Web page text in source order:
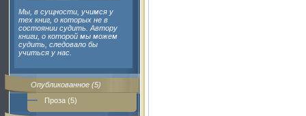
Мы, в сущности, учимся у
тех книг, о которых не в
состоянии судить. Автору
книги, о которой мы можем
судить, следовало бы
учиться у нас.
Опубликованное (5)
Проза (5)